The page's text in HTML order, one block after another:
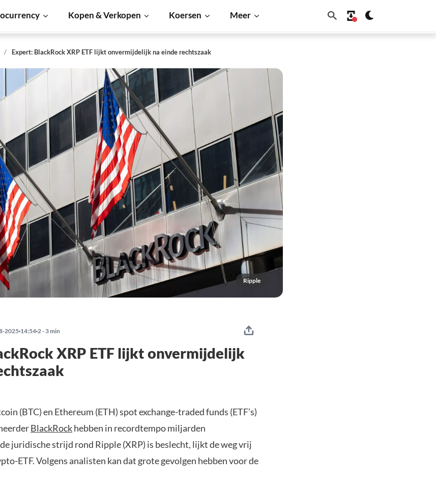
Kopen & Verkopen Koersen Meer
Expert: BlackRock XRP ETF lijkt onvermijdelijk na einde rechtszaak
Ripple
2025 14:54 2 - 3 min
XRP ETF lijkt onvermijdelijk
(BTC) en Ethereum (ETH) spot exchange-traded funds (ETF’s)
BlackRockhebben in recordtempo miljarden
juridische strijd rond Ripple (XRP) is beslecht, lijkt de weg vrij
ETF. Volgens analisten kan dat grote gevolgen hebben voor de